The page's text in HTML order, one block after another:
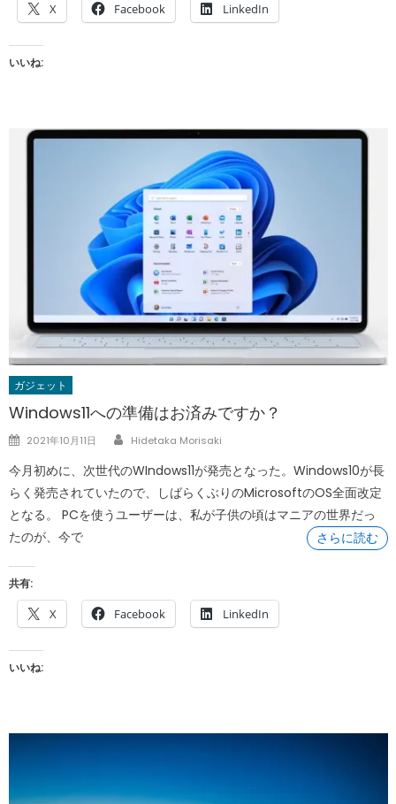
X Facebook LinkedIn
いいね:
ガジェット
Windows11への準備はお済みですか？
Posted
2021年10月11日 Author
Hidetaka Morisaki
今月初めに、次世代のWIndows11が発売となった。Windows10が長
らく発売されていたので、しばらくぶりのMicrosoftのOS全面改定
となる。 PCを使うユーザーは、私が子供の頃はマニアの世界だっ
たのが、今で
さらに読む
共有:
X Facebook LinkedIn
いいね: